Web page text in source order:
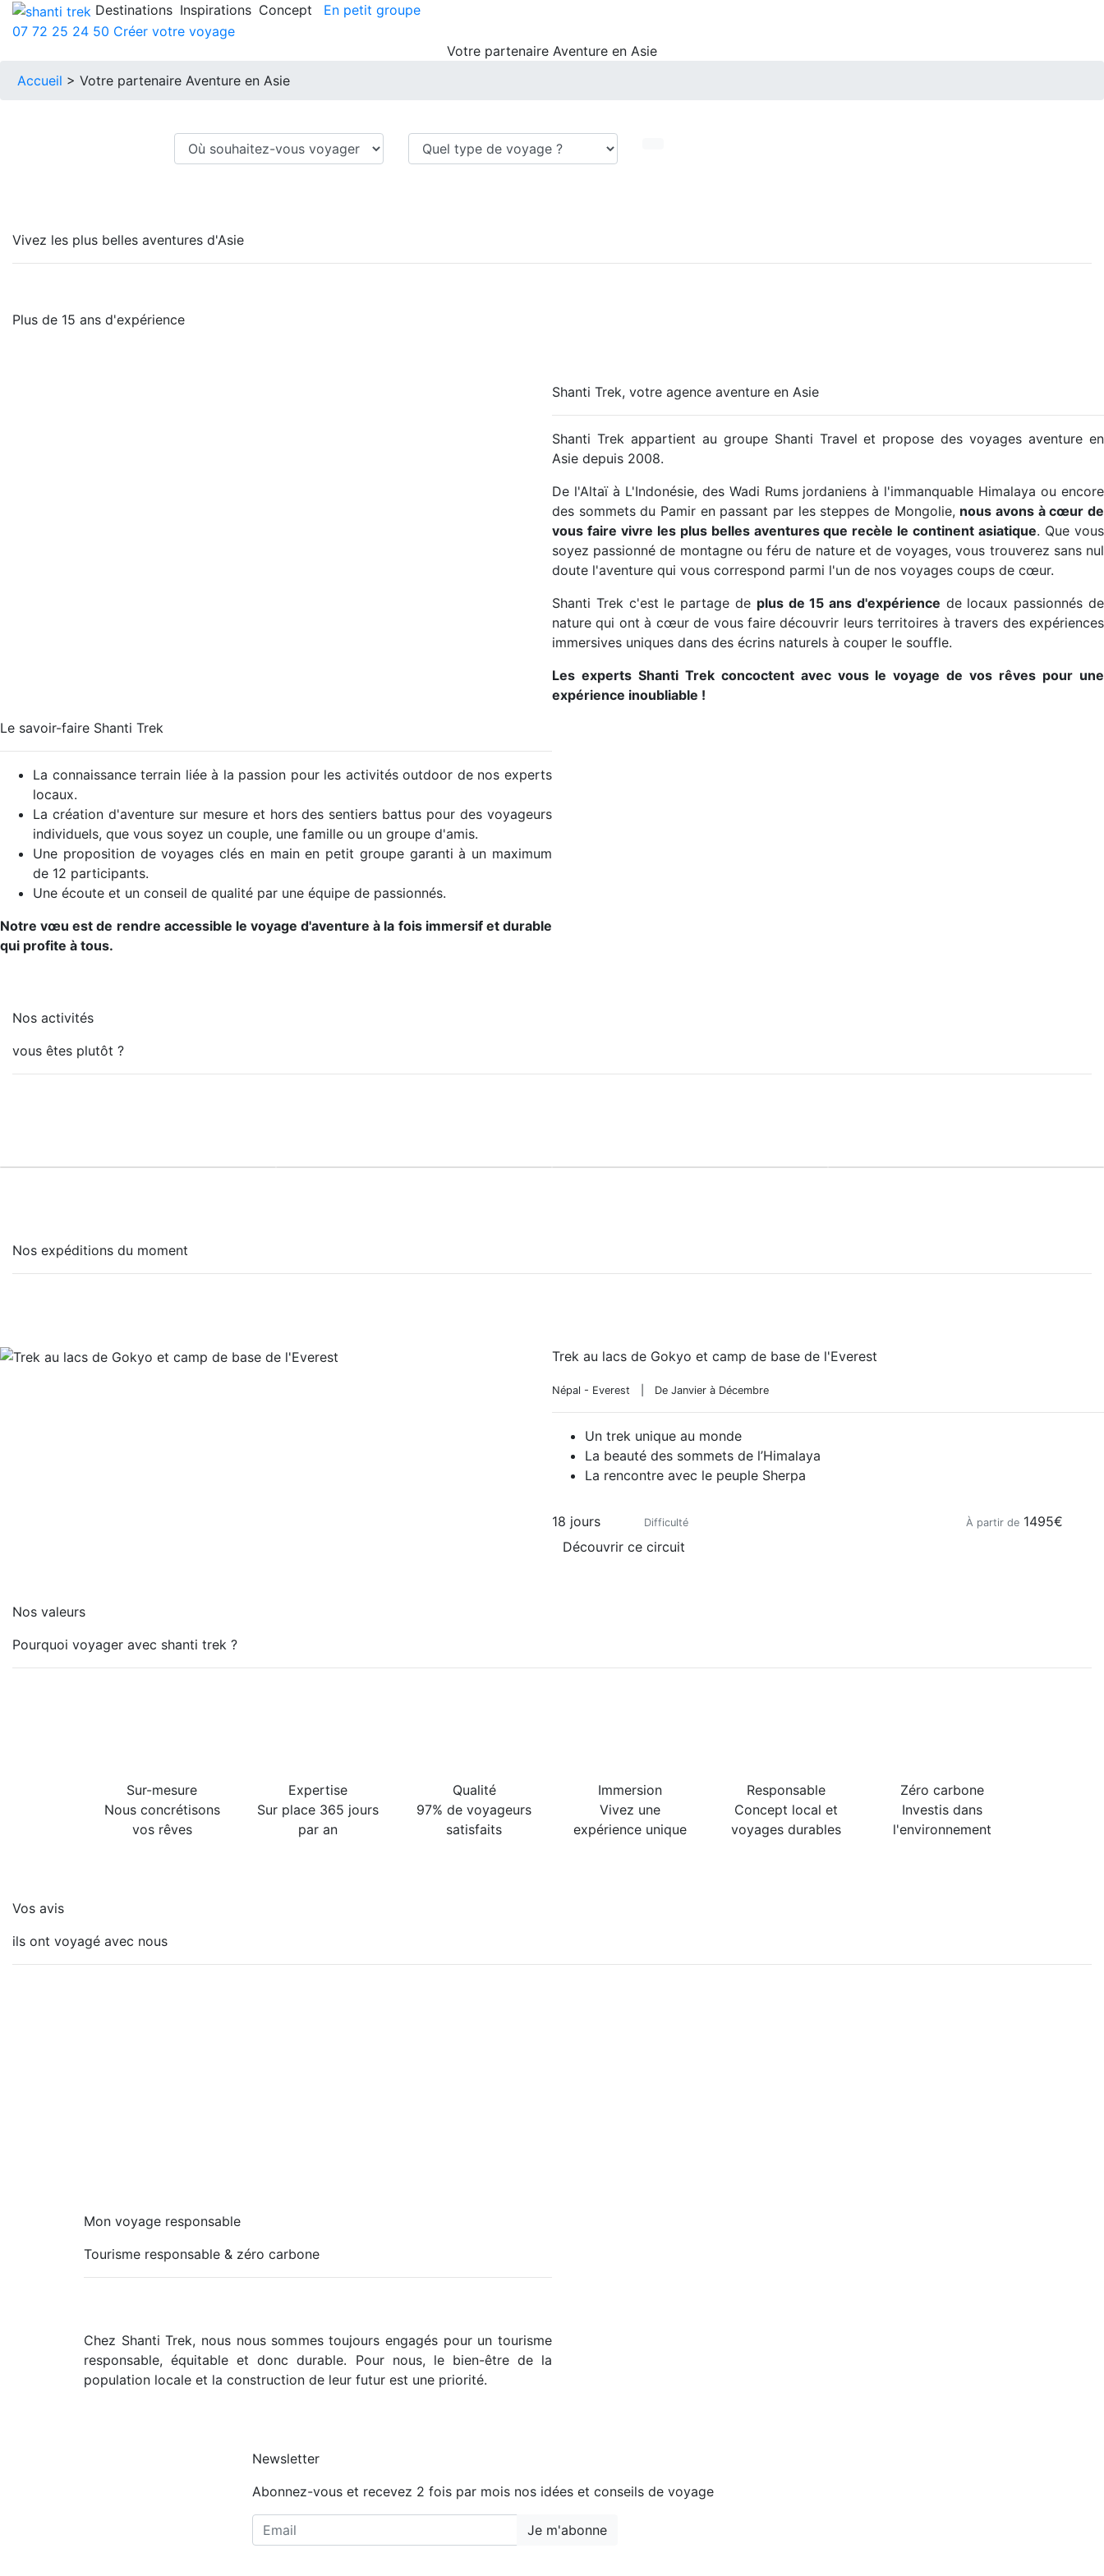
Destinations Inspirations Concept
En petit groupe
07 72 25 24 50 Créer votre voyage
Votre partenaire Aventure en Asie
Accueil > Votre partenaire Aventure en Asie
Vivez les plus belles aventures d'Asie
Plus de 15 ans d'expérience
Shanti Trek, votre agence aventure en Asie
Shanti Trek appartient au groupe Shanti Travel et propose des voyages aventure en
Asie depuis 2008.
De l'Altaï à L'Indonésie, des Wadi Rums jordaniens à l'immanquable Himalaya ou encore
des sommets du Pamir en passant par les steppes de Mongolie, nous avons à cœur de
vous faire vivre les plus belles aventures que recèle le continent asiatique. Que vous
soyez passionné de montagne ou féru de nature et de voyages, vous trouverez sans nul
doute l'aventure qui vous correspond parmi l'un de nos voyages coups de cœur.
Shanti Trek c'est le partage de plus de 15 ans d'expérience de locaux passionnés de
nature qui ont à cœur de vous faire découvrir leurs territoires à travers des expériences
immersives uniques dans des écrins naturels à couper le souffle.
Les experts Shanti Trek concoctent avec vous le voyage de vos rêves pour une
expérience inoubliable !
Le savoir-faire Shanti Trek
La connaissance terrain liée à la passion pour les activités outdoor de nos experts
locaux.
La création d'aventure sur mesure et hors des sentiers battus pour des voyageurs
individuels, que vous soyez un couple, une famille ou un groupe d'amis.
Une proposition de voyages clés en main en petit groupe garanti à un maximum
de 12 participants.
Une écoute et un conseil de qualité par une équipe de passionnés.
Notre vœu est de rendre accessible le voyage d'aventure à la fois immersif et durable
qui profite à tous.
Nos activités
vous êtes plutôt ?
Nos expéditions du moment
Trek au lacs de Gokyo et camp de base de l'Everest
Népal - Everest De Janvier à Décembre
Un trek unique au monde
La beauté des sommets de l’Himalaya
La rencontre avec le peuple Sherpa
18 jours Difficulté À partir de 1495
Découvrir ce circuit
Nos valeurs
Pourquoi voyager avec shanti trek ?
Sur-mesure
Nous concrétisons
vos rêves
Expertise
Sur place 365 jours
par an
Qualité
97% de voyageurs
satisfaits
Immersion
Vivez une
expérience unique
Responsable
Concept local et
voyages durables
Zéro carbone
Investis dans
l'environnement
Vos avis
ils ont voyagé avec nous
Mon voyage responsable
Tourisme responsable & zéro carbone
Chez Shanti Trek, nous nous sommes toujours engagés pour un tourisme
responsable, équitable et donc durable. Pour nous, le bien-être de la
population locale et la construction de leur futur est une priorité.
Newsletter
Abonnez-vous et recevez 2 fois par mois nos idées et conseils de voyage
Je m'abonne